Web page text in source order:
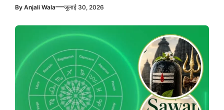
By Anjali Wala—जुलाई 30, 2026